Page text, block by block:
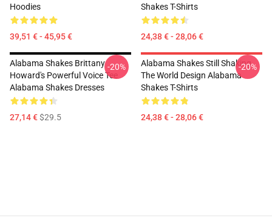
Hoodies
39,51 € - 45,95 €
Shakes T-Shirts
24,38 € - 28,06 €
Alabama Shakes Brittany
Howard's Powerful Voice Tee
Alabama Shakes Dresses
27,14 €$29.5
-20%
Alabama Shakes Still Shaking
The World Design Alabama
Shakes T-Shirts
24,38 € - 28,06 €
-20%